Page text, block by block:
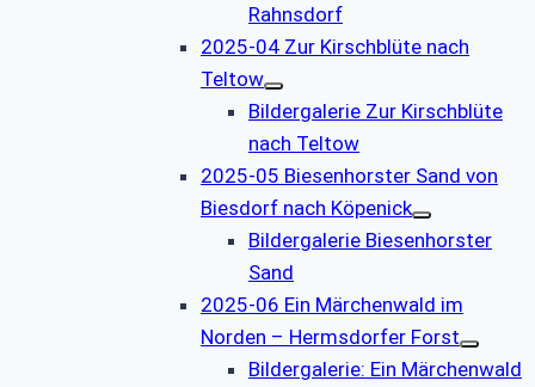
Rahnsdorf
2025-04 Zur Kirschblüte nach
Teltow
Bildergalerie Zur Kirschblüte
nach Teltow
2025-05 Biesenhorster Sand von
Biesdorf nach Köpenick
Bildergalerie Biesenhorster
Sand
2025-06 Ein Märchenwald im
Norden – Hermsdorfer Forst
Bildergalerie: Ein Märchenwald